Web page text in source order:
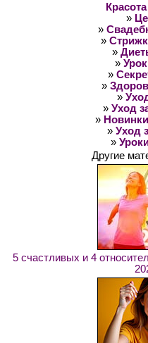
»
»
»
»
»
»
»
»
» Уход
»
» Уход
»
Другие
5 счастливых и 4